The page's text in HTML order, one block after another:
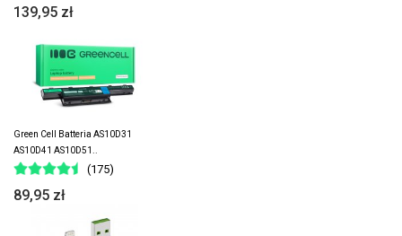
139,95 zł
Green Cell Batteria AS10D31
AS10D41 AS10D51..
(175)
89,95 zł